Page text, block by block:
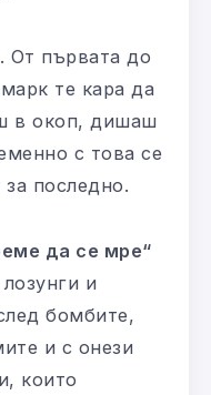
От първата до
те кара да
в окоп, дишаш
с това се
последно.
да се мре“
и
бомбите,
и с онези
които